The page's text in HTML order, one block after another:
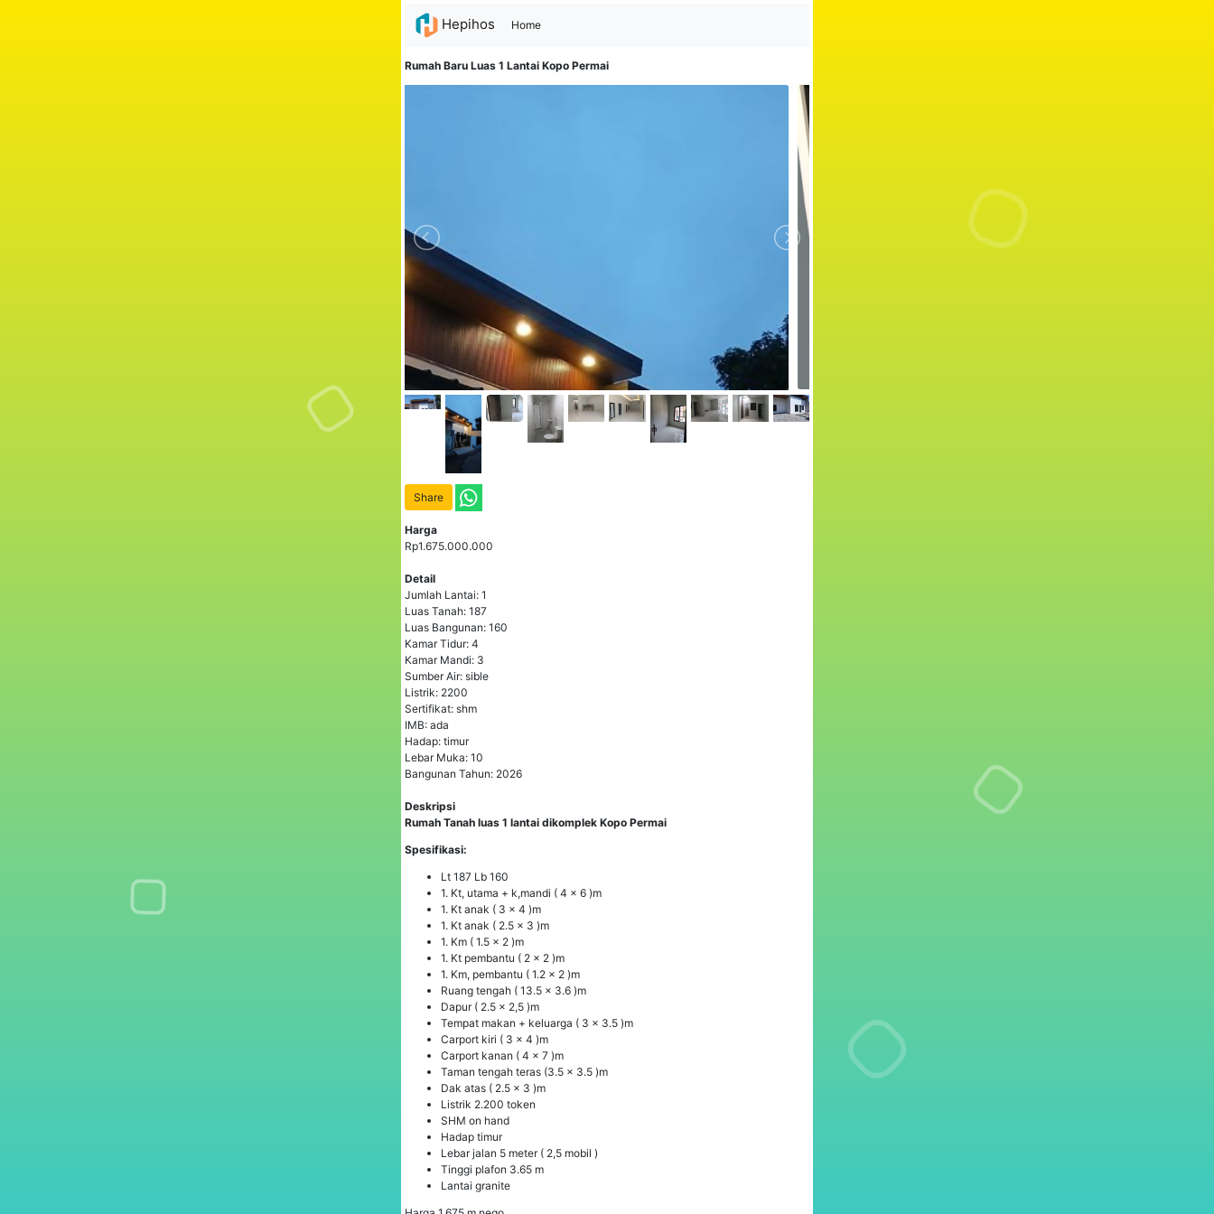
Hepihos Home(current)
Rumah Baru Luas 1 Lantai Kopo Permai
Share
Harga
Rp1.675.000.000
Detail
Jumlah Lantai: 1
Luas Tanah: 187
Luas Bangunan: 160
Kamar Tidur: 4
Kamar Mandi: 3
Sumber Air: sible
Listrik: 2200
Sertifikat: shm
IMB: ada
Hadap: timur
Lebar Muka: 10
Bangunan Tahun: 2026
Deskripsi
Rumah Tanah luas 1 lantai dikomplek Kopo Permai
Spesifikasi:
Lt 187 Lb 160
1. Kt, utama + k,mandi ( 4 x 6 )m
1. Kt anak ( 3 x 4 )m
1. Kt anak ( 2.5 x 3 )m
1. Km ( 1.5 x 2 )m
1. Kt pembantu ( 2 x 2 )m
1. Km, pembantu ( 1.2 x 2 )m
Ruang tengah ( 13.5 x 3.6 )m
Dapur ( 2.5 x 2,5 )m
Tempat makan + keluarga ( 3 x 3.5 )m
Carport kiri ( 3 x 4 )m
Carport kanan ( 4 x 7 )m
Taman tengah teras (3.5 x 3.5 )m
Dak atas ( 2.5 x 3 )m
Listrik 2.200 token
SHM on hand
Hadap timur
Lebar jalan 5 meter ( 2,5 mobil )
Tinggi plafon 3.65 m
Lantai granite